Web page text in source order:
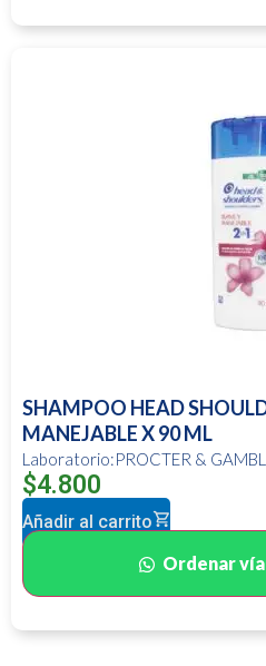
SHAMPOO HEAD
MANEJABLE X 90 ML
Laboratorio:PROCTER &
$4.800
Añadir al carrito
Ordenar